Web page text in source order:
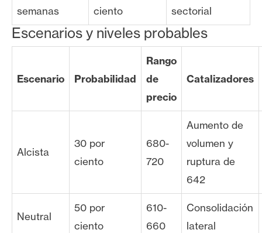
semanas ciento sectorial
Escenarios y niveles probables
Escenario Probabilidad
Rango
de
precio
Catalizadores
Alcista
30 por
ciento
680-
720
Aumento de
volumen y
ruptura de
642
Neutral
50 por
ciento
610-
660
Consolidación
lateral